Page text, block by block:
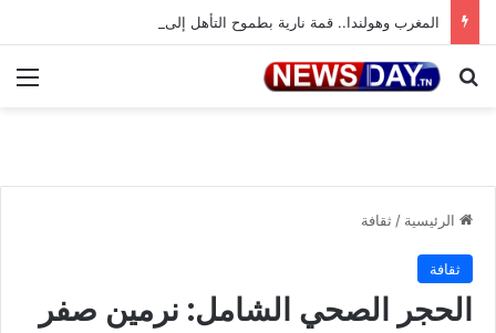
المغرب وهولندا.. قمة نارية بطموح التأهل إلى ثمن النهائي
بحث عن
الرئيسية / ثقافة
ثقافة
الحجر الصحي الشامل: نرمين صفر